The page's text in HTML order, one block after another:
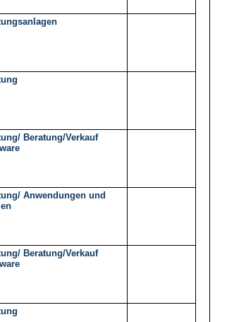
Beratung/Verkauf
Anwendungen und
Beratung/Verkauf